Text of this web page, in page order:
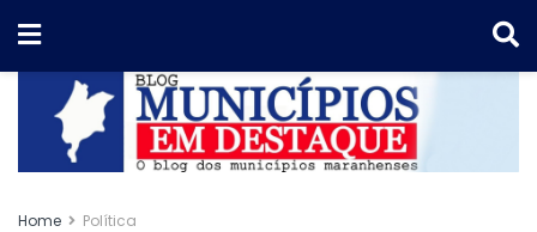
Home Política